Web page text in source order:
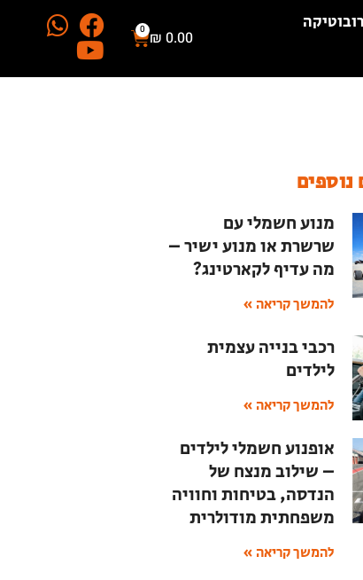
רובוטיקה
₪ 0.00
0
מנוע חשמלי עם
שרשרת או מנוע ישיר –
מה עדיף לקארטינג?
להמשך קריאה »
רכבי בנייה עצמית
לילדים
להמשך קריאה »
אופנוע חשמלי לילדים
– שילוב מנצח של
הנדסה, בטיחות וחוויה
משפחתית מודולרית
להמשך קריאה »